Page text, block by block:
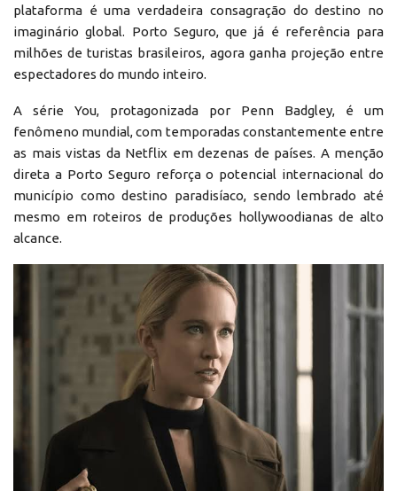
plataforma é uma verdadeira consagração do destino no
imaginário global. Porto Seguro, que já é referência para
milhões de turistas brasileiros, agora ganha projeção entre
espectadores do mundo inteiro.
A série You, protagonizada por Penn Badgley, é um
fenômeno mundial, com temporadas constantemente entre
as mais vistas da Netflix em dezenas de países. A menção
direta a Porto Seguro reforça o potencial internacional do
município como destino paradisíaco, sendo lembrado até
mesmo em roteiros de produções hollywoodianas de alto
alcance.